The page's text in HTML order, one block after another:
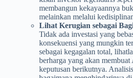
membangun kekayaannya
melainkan melalui
Lihat Kerugian sebagai
Tidak ada investasi yang
konsekuensi yang mungkin
sebagai kegagalan total,
berharga yang akan
keputusan berikutnya.